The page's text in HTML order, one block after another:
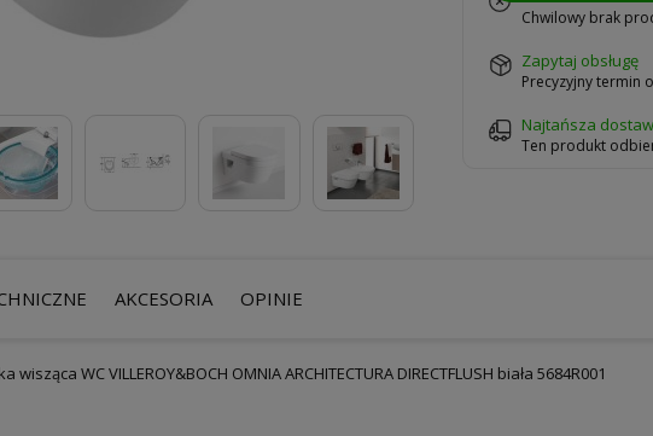
Chwilowy brak
zapytaj obsługę
Precyzyjny termin
Najtańsza
Ten produkt
AKCESORIA OPINIE
wisząca WC VILLEROY&BOCH OMNIA ARCHITECTURA DIRECTFLUSH biała 5684R001